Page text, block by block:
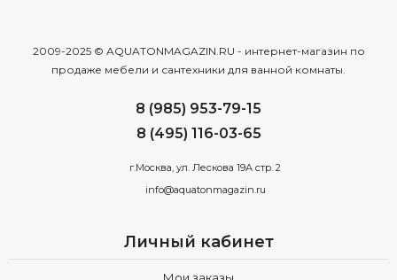
2009-2025 © AQUATONMAGAZIN.RU - интернет-магазин по
продаже мебели и сантехники для ванной комнаты.
8 (985) 953-79-15
8 (495) 116-03-65
г.Москва, ул. Лескова 19А стр. 2
info@aquatonmagazin.ru
Личный кабинет